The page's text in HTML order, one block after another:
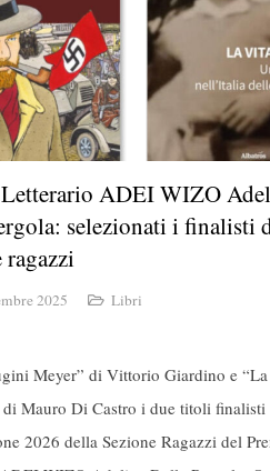
ADEI WIZO
selezionati i finalisti
ragazzi
2025 Libri
Meyer” di Vittorio Giardino e
Mauro Di Castro i due titoli finalisti
2026 della Sezione Ragazzi del